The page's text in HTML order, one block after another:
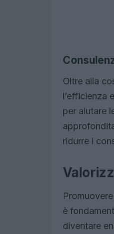
Oltre alla
l’efficienza
per aiutare
ridurre i
è
diventare